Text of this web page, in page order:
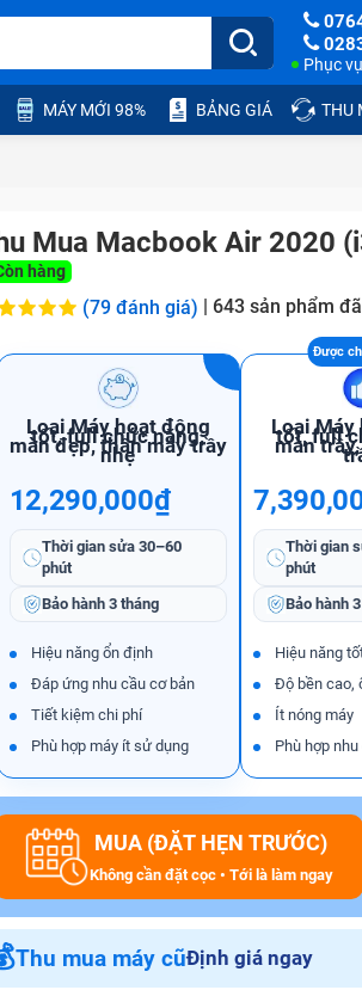
Phục
MÁY MỚI 98% BẢNG GIÁ THU
Hành One
Mua Macbook Air 2020
hàng
(79 đánh giá) | 643 sản phẩm
Loại Máy hoạt động
tốt, full chức năng,
màn đẹp, thân máy trầy
nhẹ
12,290,000₫
Thời gian sửa 30–60
phút
Bảo hành 3 tháng
Hiệu năng ổn định
Đáp ứng nhu cầu cơ bản
Tiết kiệm chi phí
Phù hợp máy ít sử dụng
Loại Máy
tốt, full
màn
Thời gian
phút
Bảo hành
Hiệu năng
Độ bền cao,
Ít nóng máy
Phù hợp
MUA (ĐẶT HẸN TRƯỚC)
Không cần đặt cọc • Tới là làm ngay
Thu mua máy cũĐịnh giá ngay